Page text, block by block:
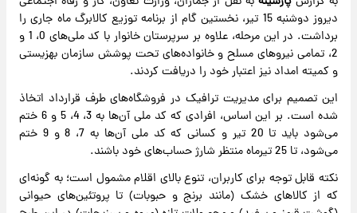
دیروز دوشنبه 15 تیر، نخستین گام از برنامه توزیع کالابرگ ماه جاری را
برداشت. در این مرحله، علاوه بر سرپرستان خانوار با کد ملی‌های 0، 1 و
2، تمامی نیروهای مسلح و خانواده‌های تحت پوشش سازمان بهزیستی
و کمیته امداد نیز اعتبار خود را دریافت کردند.
این تصمیم برای مدیریت ترافیک در فروشگاه‌های طرف قرارداد اتخاذ
شده است. بر این اساس، افرادی که کد ملی آن‌ها به 3، 4، 5 و 6 ختم
می‌شود باید تا 20 تیر و کسانی که کد ملی آن‌ها به 7، 8 و 9 ختم
می‌شود، تا 25 تیرماه منتظر شارژ حساب‌های خود باشند.
نکته قابل توجه برای کاربران، تنوع بالای اقلام مشمول است؛ به گونه‌ای
که از کالاهای خشک (مانند برنج و حبوبات) تا پروتئین‌های حیوانی